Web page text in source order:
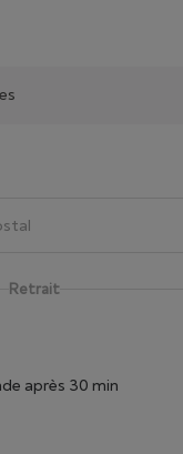
Retrait
après 30 min